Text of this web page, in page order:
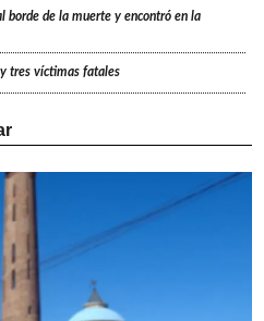
borde de la muerte y encontró en la
tres víctimas fatales